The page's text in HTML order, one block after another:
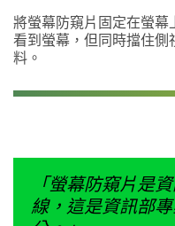
將螢幕防窺片固定在螢幕
看到螢幕，但同時擋住側
料。
「螢幕防窺片是
線，這是資訊部